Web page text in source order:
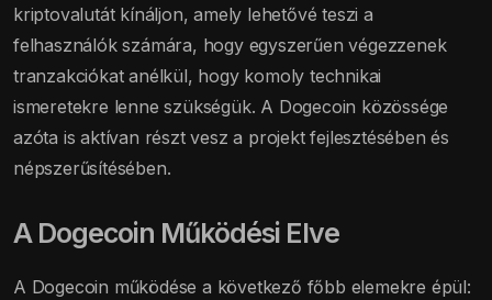
kriptovalutát kínáljon, amely lehetővé teszi a
felhasználók számára, hogy egyszerűen végezzenek
tranzakciókat anélkül, hogy komoly technikai
ismeretekre lenne szükségük. A Dogecoin közössége
azóta is aktívan részt vesz a projekt fejlesztésében és
népszerűsítésében.
A Dogecoin Működési Elve
A Dogecoin működése a következő főbb elemekre épül: